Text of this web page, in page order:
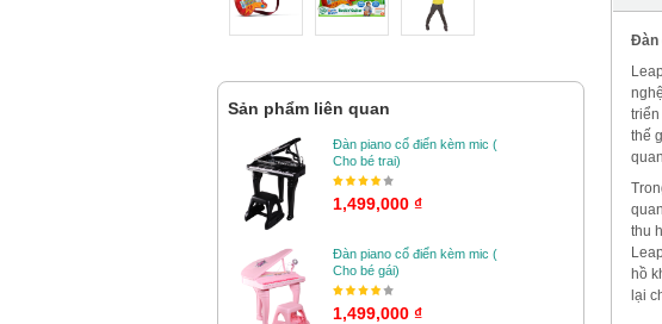
Đàn
thế
thu
hồ
lại
Sản phẩm liên quan
Đàn piano cổ điển kèm mic (
Cho bé trai)
1,499,000 ₫
Đàn piano cổ điển kèm mic (
Cho bé gái)
1,499,000 ₫